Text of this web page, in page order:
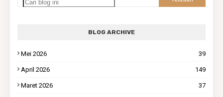
BLOG ARCHIVE
Mei 2026 39
April 2026 149
Maret 2026 37